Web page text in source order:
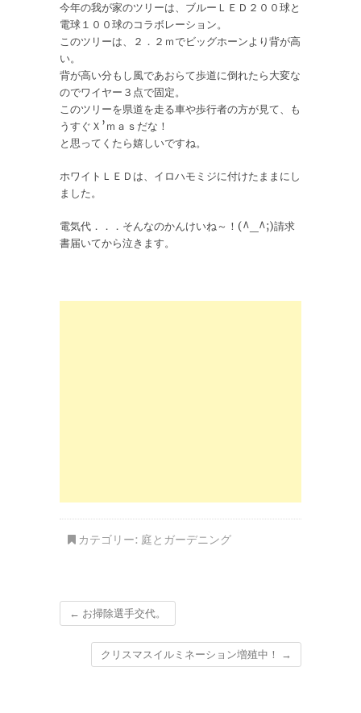
今年の我が家のツリーは、ブルーＬＥＤ２００球と
電球１００球のコラボレーション。
このツリーは、２．２ｍでビッグホーンより背が高
い。
背が高い分もし風であおらて歩道に倒れたら大変な
のでワイヤー３点で固定。
このツリーを県道を走る車や歩行者の方が見て、も
うすぐＸ’ｍａｓだな！
と思ってくたら嬉しいですね。
ホワイトＬＥＤは、イロハモミジに付けたままにし
ました。
電気代．．．そんなのかんけいね～！(^_^;)請求
書届いてから泣きます。
カテゴリー: 庭とガーデニング
← お掃除選手交代。
クリスマスイルミネーション増殖中！ →